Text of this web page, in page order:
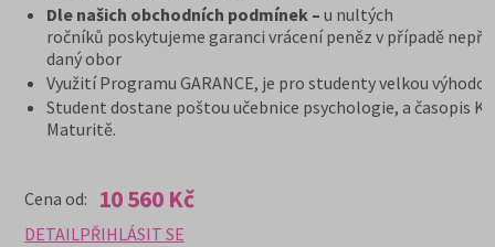
Dle našich obchodních podmínek – u nultých
ročníků poskytujeme garanci vrácení peněz v případě
daný obor
Využití Programu GARANCE, je pro studenty velkou
Student dostane poštou učebnice psychologie, a časopis
Maturitě.
Cena od: 10 560 Kč
DETAILPŘIHLÁSIT SE